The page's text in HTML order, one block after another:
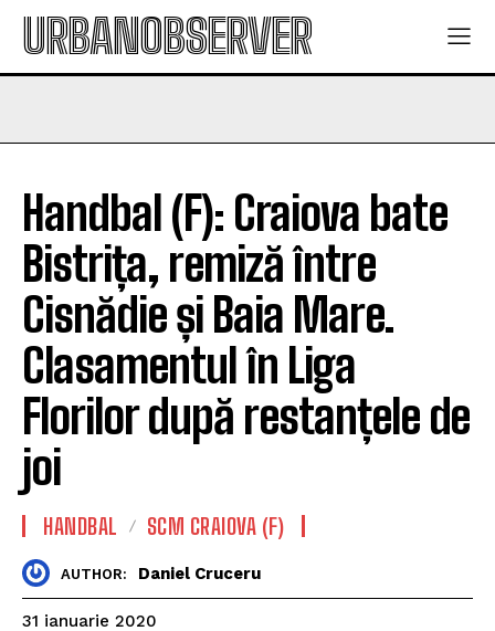
URBANOBSERVER
Handbal (F): Craiova bate
Bistrița, remiză între
Cisnădie și Baia Mare.
Clasamentul în Liga
Florilor după restanțele de
joi
HANDBAL SCM CRAIOVA (F)
AUTHOR: Daniel Cruceru
31 ianuarie 2020